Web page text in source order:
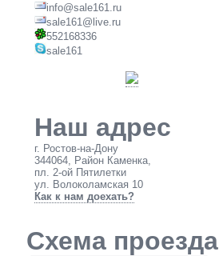
info@sale161.ru
sale161@live.ru
552168336
sale161
Наш адрес
г. Ростов-на-Дону
344064, Район Каменка,
пл. 2-ой Пятилетки
ул. Волоколамская 10
Как к нам доехать?
Схема проезда